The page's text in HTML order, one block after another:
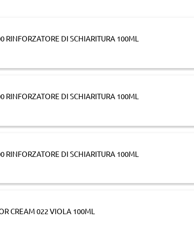
RINFORZATORE DI SCHIARITURA 100ML
RINFORZATORE DI SCHIARITURA 100ML
RINFORZATORE DI SCHIARITURA 100ML
CREAM 022 VIOLA 100ML